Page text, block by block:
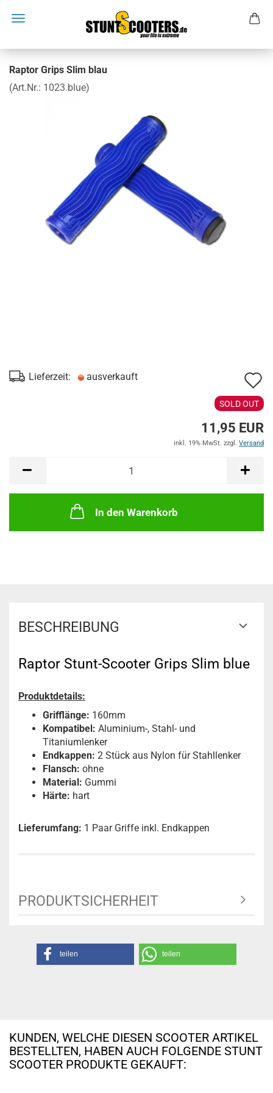
Raptor Grips Slim blau
(Art.Nr.: 1023.blue)
Lieferzeit: ausverkauft
SOLD OUT
11,95 EUR
inkl. 19% MwSt. zzgl. Versand
In den Warenkorb
BESCHREIBUNG
Raptor Stunt-Scooter Grips Slim blue
Produktdetails:
Grifflänge: 160mm
Kompatibel: Aluminium-, Stahl- und
Titaniumlenker
Endkappen: 2 Stück aus Nylon für Stahllenker
Flansch: ohne
Material: Gummi
Härte: hart
Lieferumfang: 1 Paar Griffe inkl. Endkappen
PRODUKTSICHERHEIT
teilen teilen
KUNDEN, WELCHE DIESEN SCOOTER ARTIKEL
BESTELLTEN, HABEN AUCH FOLGENDE STUNT
SCOOTER PRODUKTE GEKAUFT: